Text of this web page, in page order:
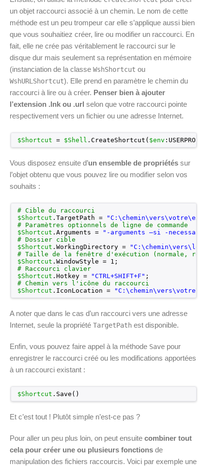
un objet raccourci associé à un chemin. Le nom de cette
méthode est un peu trompeur car elle s’applique aussi bien
que vous souhaitiez créer, lire ou modifier un raccourci. En
fait, elle ne crée pas véritablement le raccourci sur le
disque dur mais seulement sa représentation en mémoire
(instanciation de la classe WshShortcut ou
WshURLShortcut). Elle prend en paramètre le chemin du
raccourci à lire ou à créer. Penser bien à ajouter
l’extension .lnk ou .url selon que votre raccourci pointe
respectivement vers un fichier ou une adresse Internet.
$Shortcut = $Shell .CreateShortcut( $env
Vous disposez ensuite d’un ensemble de propriétés sur
l’objet obtenu que vous pouvez lire ou modifier selon vos
souhaits :
# Cible du raccourci
$Shortcut .TargetPath =
# Paramètres optionnels de ligne de commande
$Shortcut .Arguments =
"-arguments –si -necessaire"
# Dossier cible
$Shortcut .WorkingDirectory =
# Taille de la fenêtre d'exécution (normale,
$Shortcut .WindowStyle = 1;
# Raccourci clavier
$Shortcut .Hotkey = "CTRL+SHIFT+F" ;
# Chemin vers l'icône du raccourci
$Shortcut .IconLocation =
A noter que dans le cas d’un raccourci vers une adresse
Internet, seule la propriété TargetPath est disponible.
Enfin, vous pouvez faire appel à la méthode Save pour
enregistrer le raccourci créé ou les modifications apportées
à un raccourci existant :
$Shortcut .Save()
Et c’est tout ! Plutôt simple n’est-ce pas ?
Pour aller un peu plus loin, on peut ensuite combiner tout
cela pour créer une ou plusieurs fonctions de
manipulation des fichiers raccourcis. Voici par exemple une